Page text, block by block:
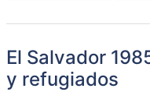
El Salvador
y refugiados